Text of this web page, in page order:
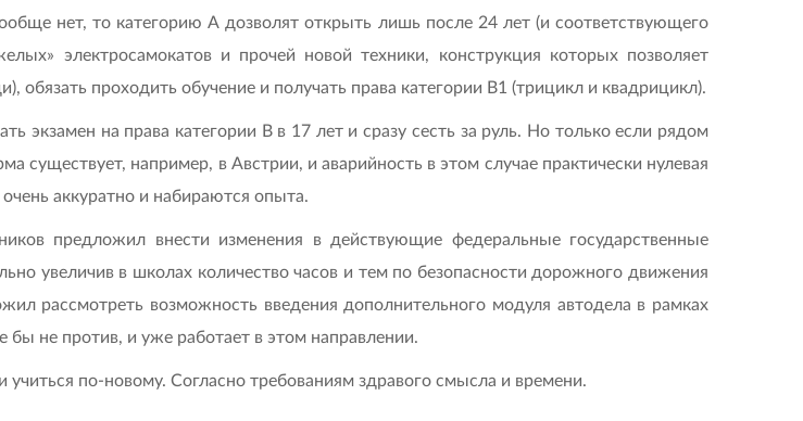
нет, то категорию А дозволят открыть лишь после 24 лет (и соответствующего
электросамокатов и прочей новой техники, конструкция которых позволяет
обязать проходить обучение и получать права категории В1 (трицикл и квадрицикл).
экзамен на права категории B в 17 лет и сразу сесть за руль. Но только если рядом
существует, например, в Австрии, и аварийность в этом случае практически нулевая
аккуратно и набираются опыта.
предложил внести изменения в действующие федеральные государственные
увеличив в школах количество часов и тем по безопасности дорожного движения
возможность введения дополнительного модуля автодела в рамках
не против, и уже работает в этом направлении.
по-новому. Согласно требованиям здравого смысла и времени.